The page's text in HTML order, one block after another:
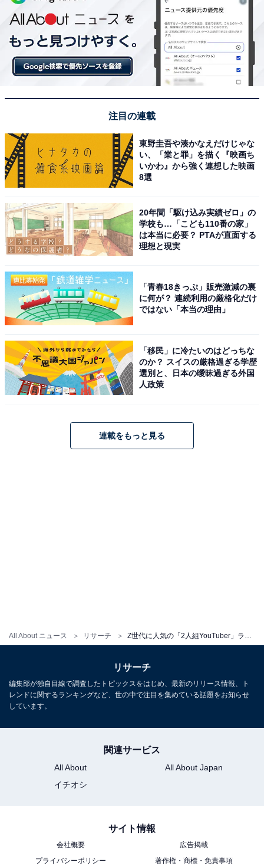
All About ニュース リサーチ
と☆イニ☆（じん）の男性コンビ、「スカイピース」が
第2位にランクイン。ソニー・ミュージックレーベルズ
所属で公式ファンクラブも存在する、人気ヒップホップ
ユニットとしても活躍しています。回答者からも「メジ
ャーデビューしていて、Spotifyでたまに曲を見かける」
「歌もすごいし、面白いし、見てて元気になる」とのコ
さらに、「新しいことへのチャレンジ精神や流行りにの
って旬な企画を投稿してくれている」「尊敬するほど面
白い！」「挨拶が面白い」など、とにかく明るい2人の
す。
第1位：平成フラミンゴ
ラミンゴ」でした。
回答者からは、「幼なじみの2人が息ぴったりで二人で
補い合ってく感じが超好き！」「仲良しでシンクロして
る」「息ぴったりなのがすごい」「2人にしかできない
さらに、「ギャグセンス神すぎだしふつーに可愛い」
「女子トークが面白い」など、JKあるあるや部活あるあ
るなど、Z世代が共感できる学生ネタも多く、2人のギャ
グセンスを称賛する声が多く集まりました。
注目の連載
東野圭吾や湊かなえだけじゃな
い、「業と罪」を描く『映画ち
いかわ』から強く連想した映画
8選
20年間「駆け込み実績ゼロ」の
学校も…「こども110番の家」
は本当に必要？ PTAが直面する
理想と現実
「青春18きっぷ」販売激減の裏
に何が？ 連続利用の厳格化だけ
ではない「本当の理由」
「移民」に冷たいのはどっちな
のか？ スイスの厳格過ぎる学歴
選別と、日本の曖昧過ぎる外国
人政策
連載をもっと見る
リサーチ
編集部が独自目線で調査したトピックスをはじめ、最新のリリース情報、ト
レンドに関するランキングなど、世の中で注目を集めている話題をお知らせ
しています。
関連サービス
All About
All About Japan
イチオシ
サイト情報
会社概要
広告掲載
プライバシーポリシー
著作権・商標・免責事項